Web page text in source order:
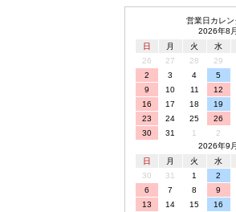
営業日カレン
2026年8月
日
月 火 水
26
27 28 29
2
3 4 5
9
10 11 12
16
17 18 19
23
24 25 26
30
31 1 2
2026年9月
日
月 火 水
30
31 1 2
6
7 8 9
13
14 15 16